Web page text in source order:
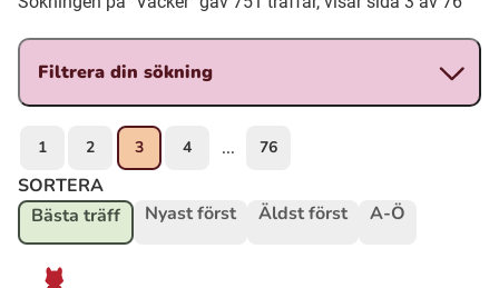
Åarjelsaemiengïele (Sydsamiska)
Davvisámegiella (Nordsamiska)
Bidumsámegiella (Pitesamiska)
Ubmejesámiengiälla (Umesamiska)
Filtrera din sökning
1 2 3 4 ... 76
SORTERA
Bästa träff
Nyast först Äldst först A-Ö